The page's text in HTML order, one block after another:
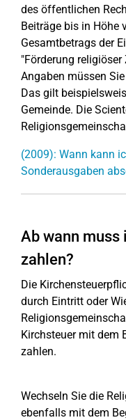
des öffentlichen
Beiträge bis in Höhe
Gesamtbetrags der
"Förderung
Angaben müssen
Das gilt
Gemeinde. Die
(2009): Wann kann
Sonderausgaben
Ab wann muss
zahlen?
Die
durch Eintritt oder
Kirchsteuer mit dem
zahlen.
Wechseln Sie die
ebenfalls mit dem